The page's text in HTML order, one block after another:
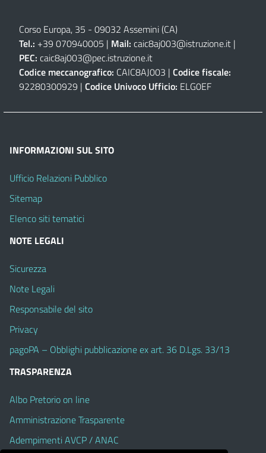
Corso Europa, 35 - 09032 Assemini (CA)
Tel.: +39 070940005 | Mail: caic8aj003@istruzione.it |
PEC: caic8aj003@pec.istruzione.it
Codice meccanografico: CAIC8AJ003 | Codice fiscale:
92280300929 | Codice Univoco Ufficio: ELG0EF
INFORMAZIONI SUL SITO
Ufficio Relazioni Pubblico
Sitemap
Elenco siti tematici
NOTE LEGALI
Sicurezza
Note Legali
Responsabile del sito
Privacy
pagoPA – Obblighi pubblicazione ex art. 36 D.Lgs. 33/13
TRASPARENZA
Albo Pretorio on line
Amministrazione Trasparente
Adempimenti AVCP / ANAC